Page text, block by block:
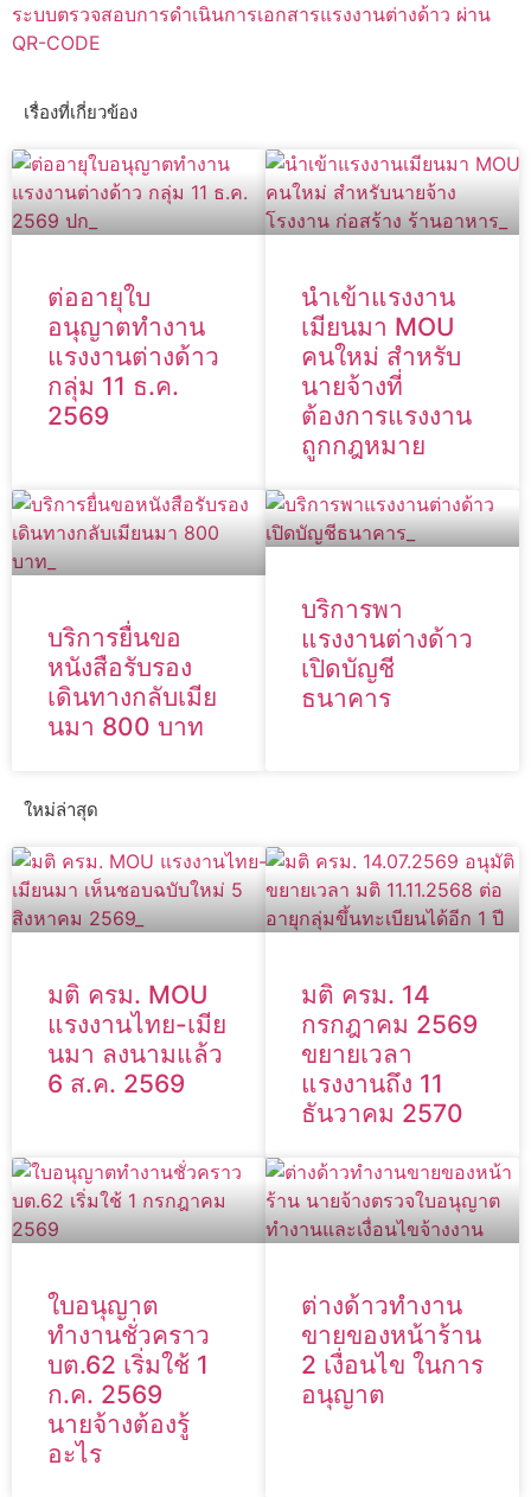
ระบบตรวจสอบการดำเนินการเอกสารแรงงานต่างด้าว ผ่าน
QR-CODE
เรื่องที่เกี่ยวข้อง
ต่ออายุใบ
อนุญาตทำงาน
แรงงานต่างด้าว
กลุ่ม 11 ธ.ค.
2569
นำเข้าแรงงาน
เมียนมา MOU
คนใหม่ สำหรับ
นายจ้างที่
ต้องการแรงงาน
ถูกกฎหมาย
บริการยื่นขอ
หนังสือรับรอง
เดินทางกลับเมีย
นมา 800 บาท
บริการพา
แรงงานต่างด้าว
เปิดบัญชี
ธนาคาร
ใหม่ล่าสุด
มติ ครม. MOU
แรงงานไทย-เมีย
นมา ลงนามแล้ว
6 ส.ค. 2569
มติ ครม. 14
กรกฎาคม 2569
ขยายเวลา
แรงงานถึง 11
ธันวาคม 2570
ใบอนุญาต
ทำงานชั่วคราว
บต.62 เริ่มใช้ 1
ก.ค. 2569
นายจ้างต้องรู้
อะไร
ต่างด้าวทำงาน
ขายของหน้าร้าน
2 เงื่อนไข ในการ
อนุญาต